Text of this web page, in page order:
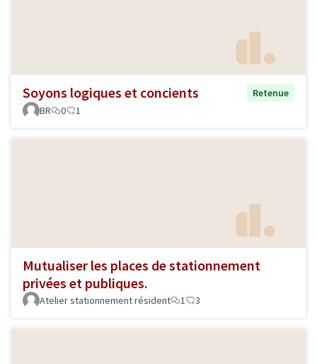
Soyons logiques et concients
Retenue
BR
0 1
Mutualiser les places de stationnement
privées et publiques.
Atelier stationnement résident 1 3